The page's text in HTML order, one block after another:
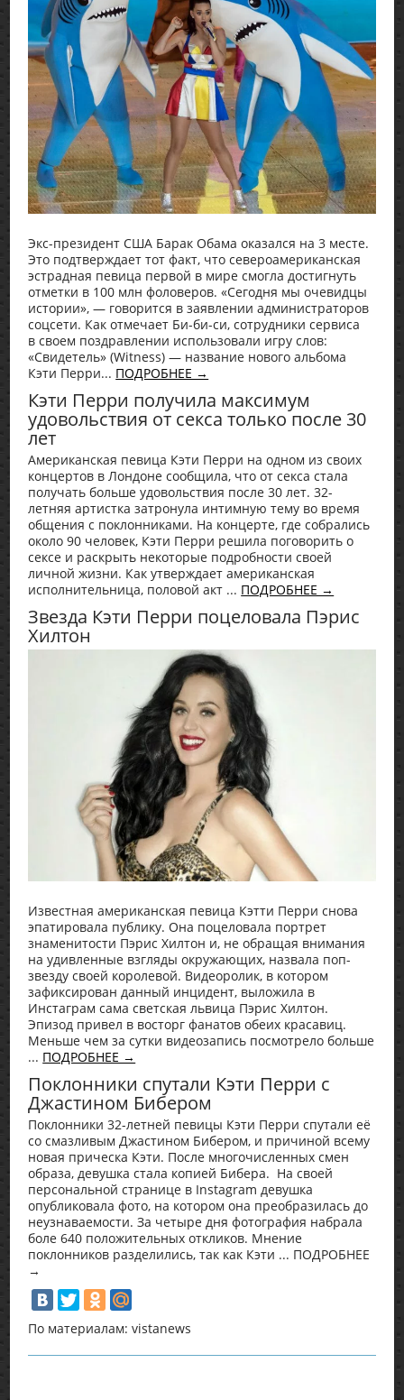
Экс-президент США Барак Обама оказался на 3 месте.
Это подтверждает тот факт, что североамериканская
эстрадная певица первой в мире смогла достигнуть
отметки в 100 млн фоловеров. «Сегодня мы очевидцы
истории», — говорится в заявлении администраторов
соцсети. Как отмечает Би-би-си, сотрудники сервиса
в своем поздравлении использовали игру слов:
«Свидетель» (Witness) — название нового альбома
Кэти Перри... ПОДРОБНЕЕ →
Кэти Перри получила максимум
удовольствия от секса только после 30
лет
Американская певица Кэти Перри на одном из своих
концертов в Лондоне сообщила, что от секса стала
получать больше удовольствия после 30 лет. 32-
летняя артистка затронула интимную тему во время
общения с поклонниками. На концерте, где собрались
около 90 человек, Кэти Перри решила поговорить о
сексе и раскрыть некоторые подробности своей
личной жизни. Как утверждает американская
исполнительница, половой акт ... ПОДРОБНЕЕ →
Звезда Кэти Перри поцеловала Пэрис
Хилтон
Известная американская певица Кэтти Перри снова
эпатировала публику. Она поцеловала портрет
знаменитости Пэрис Хилтон и, не обращая внимания
на удивленные взгляды окружающих, назвала поп-
звезду своей королевой. Видеоролик, в котором
зафиксирован данный инцидент, выложила в
Инстаграм сама светская львица Пэрис Хилтон.
Эпизод привел в восторг фанатов обеих красавиц.
Меньше чем за сутки видеозапись посмотрело больше
... ПОДРОБНЕЕ →
Поклонники спутали Кэти Перри с
Джастином Бибером
Поклонники 32-летней певицы Кэти Перри спутали её
со смазливым Джастином Бибером, и причиной всему
новая прическа Кэти. После многочисленных смен
образа, девушка стала копией Бибера. На своей
персональной странице в Instagram девушка
опубликовала фото, на котором она преобразилась до
неузнаваемости. За четыре дня фотография набрала
боле 640 положительных откликов. Мнение
поклонников разделились, так как Кэти ... ПОДРОБНЕЕ
→
По материалам: vistanews